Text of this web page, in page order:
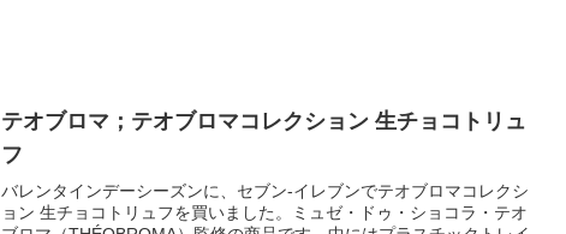
テオブロマ；テオブロマコレクション 生チョコトリュ
フ
バレンタインデーシーズンに、セブン-イレブンでテオブロマコレクシ
ョン 生チョコトリュフを買いました。ミュゼ・ドゥ・ショコラ・テオ